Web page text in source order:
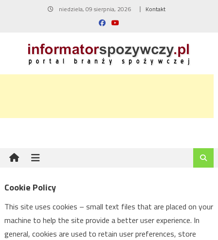
niedziela, 09 sierpnia, 2026 Kontakt
Cookie Policy
This site uses cookies – small text files that are placed on your
machine to help the site provide a better user experience. In
general, cookies are used to retain user preferences, store